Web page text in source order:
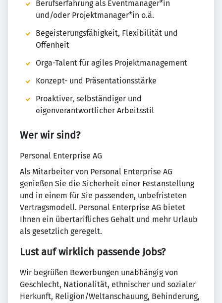
Berufserfahrung als Eventmanager*in
und/oder Projektmanager*in o.ä.
Begeisterungsfähigkeit, Flexibilität und
Offenheit
Orga-Talent für agiles Projektmanagement
Konzept- und Präsentationsstärke
Proaktiver, selbständiger und
eigenverantwortlicher Arbeitsstil
Wer wir sind?
Personal Enterprise AG
Als Mitarbeiter von Personal Enterprise AG
genießen Sie die Sicherheit einer Festanstellung
und in einem für Sie passenden, unbefristeten
Vertragsmodell. Personal Enterprise AG bietet
Ihnen ein übertarifliches Gehalt und mehr Urlaub
als gesetzlich geregelt.
Lust auf wirklich passende Jobs?
Wir begrüßen Bewerbungen unabhängig von
Geschlecht, Nationalität, ethnischer und sozialer
Herkunft, Religion/Weltanschauung, Behinderung,